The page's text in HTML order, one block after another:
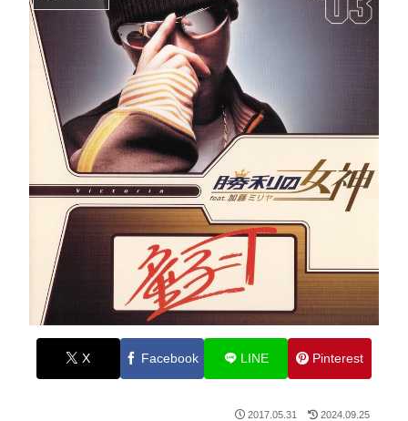
X Facebook LINE Pinterest
2017.05.31 2024.09.25